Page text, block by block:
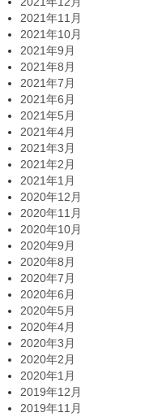
2021年11月
2021年10月
2021年9月
2021年8月
2021年7月
2021年6月
2021年5月
2021年4月
2021年3月
2021年2月
2021年1月
2020年12月
2020年11月
2020年10月
2020年9月
2020年8月
2020年7月
2020年6月
2020年5月
2020年4月
2020年3月
2020年2月
2020年1月
2019年12月
2019年11月